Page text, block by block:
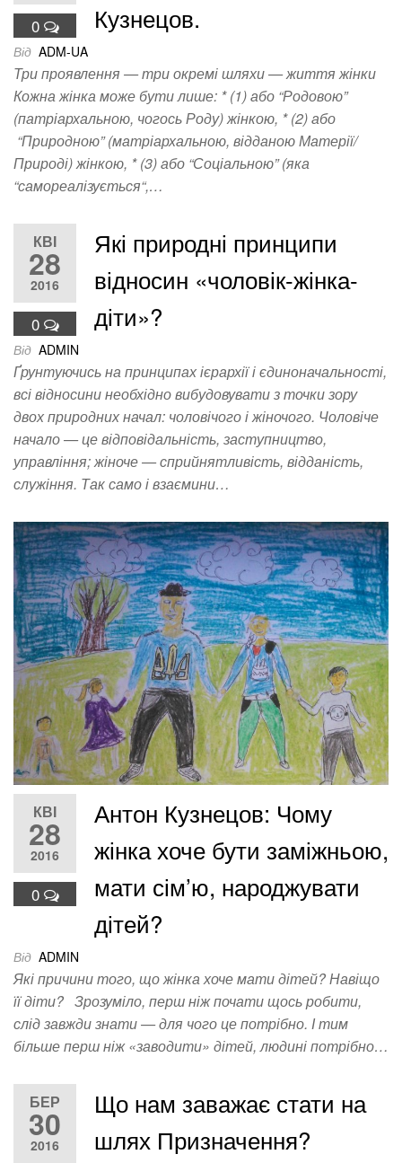
0
Кузнецов.
Від ADM-UA
Три проявлення — три окремі шляхи — життя жінки
Кожна жінка може бути лише: * (1) або “Родовою”
(патріархальною, чогось Роду) жінкою, * (2) або
“Природною” (матріархальною, відданою Матерії/
Природі) жінкою, * (3) або “Соціальною” (яка
“самореалізується“,…
КВІ
28
2016
0
Які природні принципи
відносин «чоловік-жінка-
діти»?
Від ADMIN
Ґрунтуючись на принципах ієрархії і єдиноначальності,
всі відносини необхідно вибудовувати з точки зору
двох природних начал: чоловічого і жіночого. Чоловіче
начало — це відповідальність, заступництво,
управління; жіноче — сприйнятливість, відданість,
служіння. Так само і взаємини…
КВІ
28
2016
0
Антон Кузнецов: Чому
жінка хоче бути заміжньою,
мати сім’ю, народжувати
дітей?
Від ADMIN
Які причини того, що жінка хоче мати дітей? Навіщо
її діти? Зрозуміло, перш ніж почати щось робити,
слід завжди знати — для чого це потрібно. І тим
більше перш ніж «заводити» дітей, людині потрібно…
БЕР
30
2016
Що нам заважає стати на
шлях Призначення?